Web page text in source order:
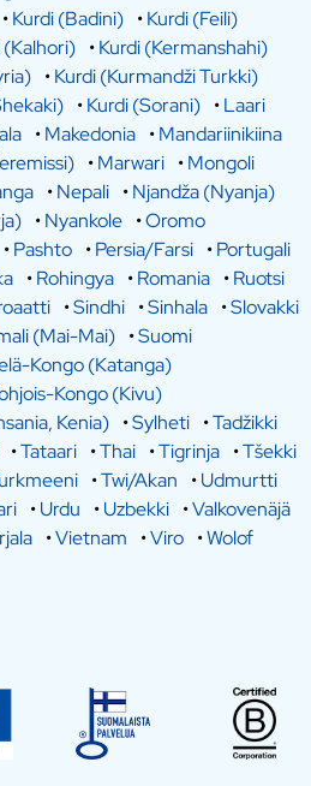
•Kurdi (Badini) •Kurdi (Feili)
(Kalhori) •Kurdi (Kermanshahi)
•Kurdi (Kurmandži Turkki)
•Kurdi (Sorani) •Laari
•Makedonia •Mandariinikiina
•Marwari •Mongoli
•Nepali •Njandža (Nyanja)
•Nyankole •Oromo
•Pashto •Persia/Farsi •Portugali
•Rohingya •Romania •Ruotsi
•Sindhi •Sinhala •Slovakki
(Mai-Mai) •Suomi
Kongo (Katanga)
Kongo (Kivu)
Kenia) •Sylheti •Tadžikki
•Tataari •Thai •Tigrinja •Tšekki
•Twi/Akan •Udmurtti
•Urdu •Uzbekki •Valkovenäjä
•Vietnam •Viro •Wolof